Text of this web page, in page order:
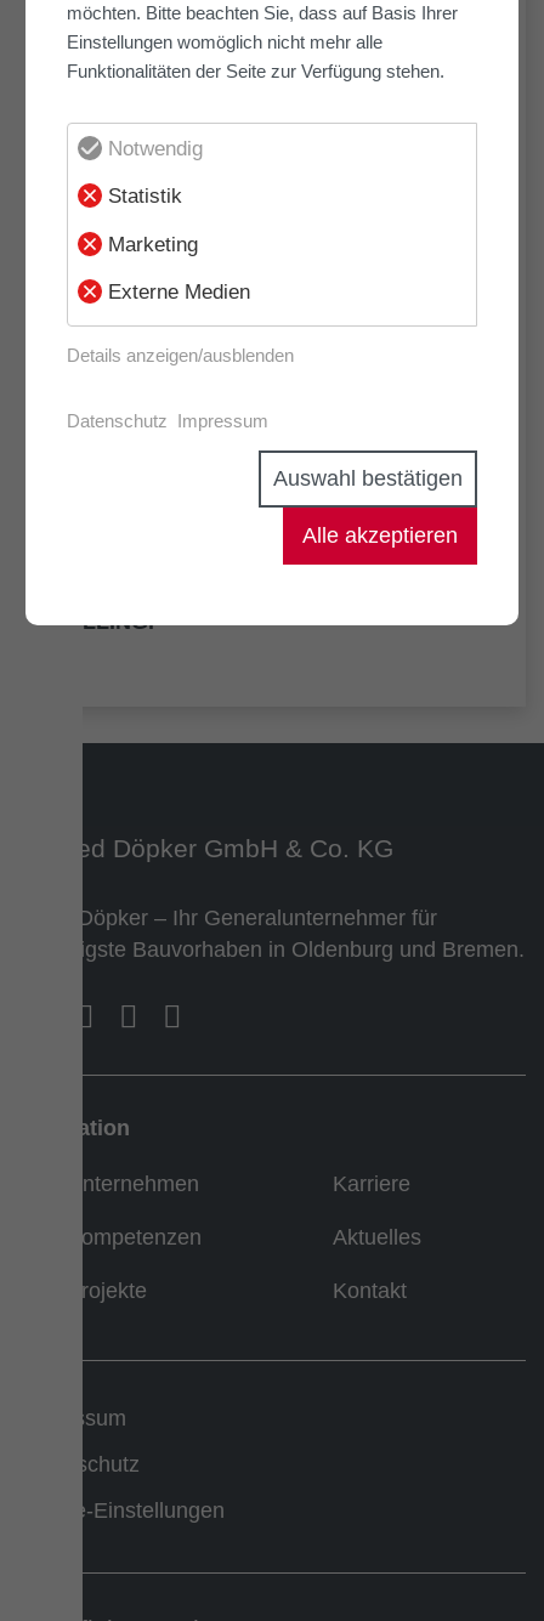
21. Juli 2026
Erfolgreiche Zusammenarbeit am Bau:
Was Projekte wirklich voranbringt.
Kistner-Gelände: Döpker-Partner
GEWOBA gewinnt weitere
Auszeichnung.
17. Juni 2026
Horn-Lehe.
BIM IM GESPRÄCH: DAS EXKLUSIVE
ZWILLING.
Team Döpker – Ihr Generalunternehmer für
vielfältigste Bauvorhaben in Oldenburg und Bremen.
Navigation
Unternehmen
Kompetenzen
Projekte
Karriere
Aktuelles
Kontakt
Impressum
Datenschutz
Cookie-Einstellungen
möchten. Bitte beachten Sie, dass auf Basis Ihrer
Einstellungen womöglich nicht mehr alle
Funktionalitäten der Seite zur Verfügung stehen.
Notwendig
Statistik
Marketing
Externe Medien
Details anzeigen/ausblenden
Auswahl bestätigen
Alle akzeptieren
Datenschutz Impressum